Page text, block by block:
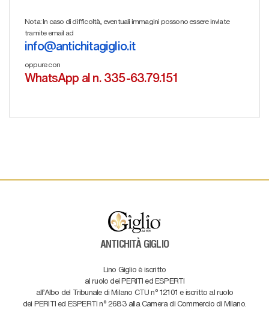
Nota: In caso di difficoltà, eventuali immagini possono essere inviate
tramite email ad
info@antichitagiglio.it
oppure con
WhatsApp al n. 335-63.79.151
ANTICHITÀ GIGLIO
Lino Giglio è iscritto
al ruolo dei PERITI ed ESPERTI
all'Albo del Tribunale di Milano CTU n° 12101 e iscritto al ruolo
dei PERITI ed ESPERTI n° 2683 alla Camera di Commercio di Milano.